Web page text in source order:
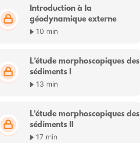
Introduction à la
géodynamique externe
10 min
L’étude morphoscopiques des
sédiments I
13 min
L'étude morphoscopiques des
sédiments II
17 min